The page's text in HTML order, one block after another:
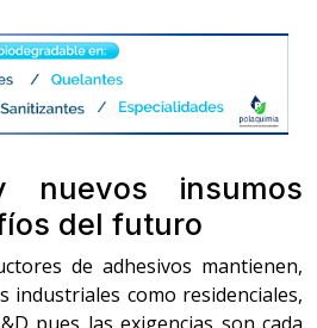
nuevos insumos
del futuro
de adhesivos mantienen,
industriales como residenciales,